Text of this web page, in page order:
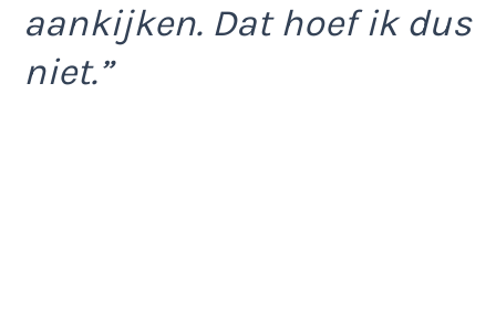
aankijken. Dat hoef ik dus
niet.”